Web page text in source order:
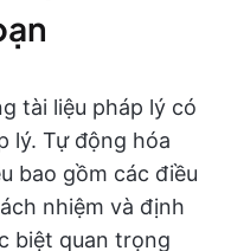
tài liệu pháp lý có
lý. Tự động hóa
bao gồm các điều
nhiệm và định
biệt quan trọng